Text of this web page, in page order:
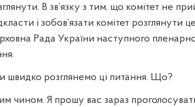
В зв’язку з тим, що комітет не
і зобов’язати комітет розглянути
Рада України наступного
швидко розглянемо ці питання. Що?
чином. Я прошу вас зараз